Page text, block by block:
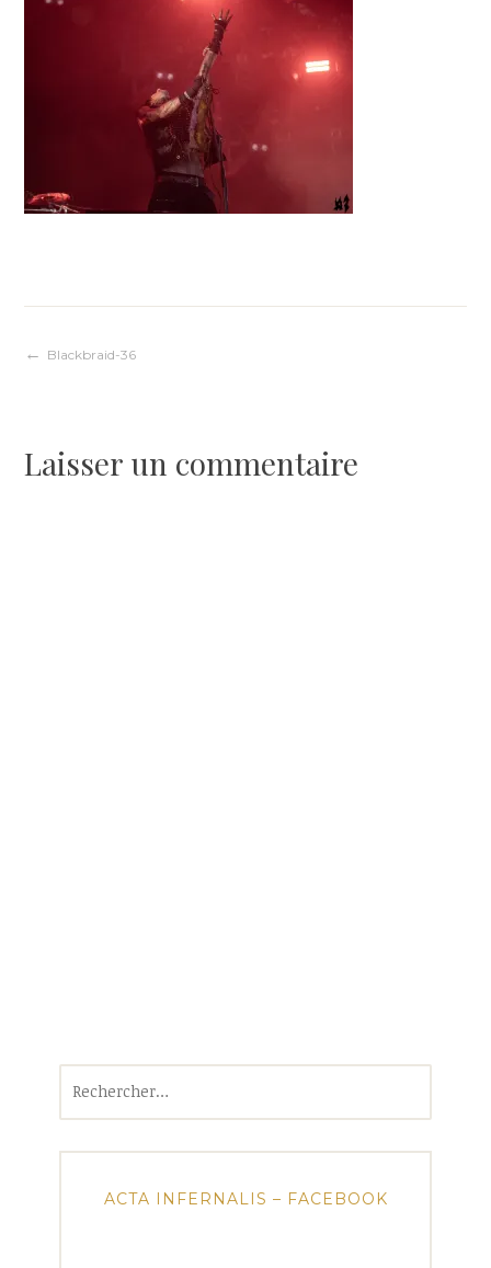
Navigation
l’article
Blackbraid-36
Laisser un commentaire
ACTA INFERNALIS – FACEBOOK